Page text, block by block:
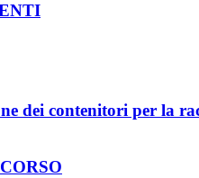
dei contenitori per la